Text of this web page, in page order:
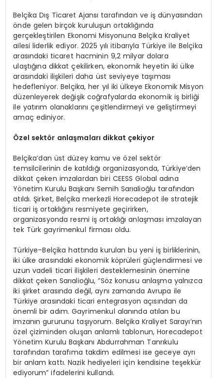
Belçika Dış Ticaret Ajansı tarafından ve iş dünyasından
önde gelen birçok kuruluşun ortaklığında
gerçekleştirilen Ekonomi Misyonuna Belçika Kraliyet
ailesi liderlik ediyor. 2025 yılı itibarıyla Türkiye ile Belçika
arasındaki ticaret hacminin 9,2 milyar dolara
ulaştığına dikkat çekilirken, ekonomik heyetin iki ülke
arasındaki ilişkileri daha üst seviyeye taşıması
hedefleniyor. Belçika, her yıl iki ülkeye Ekonomik Misyon
düzenleyerek değişik coğrafyalarda ekonomik iş birliği
ile yatırım olanaklarını çeşitlendirmeyi ve geliştirmeyi
amaç ediniyor.
Özel sektör anlaşmaları dikkat çekiyor
Belçika’dan üst düzey kamu ve özel sektör
temsilcilerinin de katıldığı organizasyonda, Türkiye’den
dikkat çeken imzalardan biri CEESS Global adına
Yönetim Kurulu Başkanı Semih Sarıalioğlu tarafından
atıldı. Şirket, Belçika merkezli Horecadepot ile stratejik
ticari iş ortaklığını resmiyete geçirirken,
organizasyonda resmi iş ortaklığı anlaşması imzalayan
tek Türk gayrimenkul firması oldu.
Türkiye–Belçika hattında kurulan bu yeni iş birliklerinin,
iki ülke arasındaki ekonomik köprüleri güçlendirmesi ve
uzun vadeli ticari ilişkileri desteklemesinin önemine
dikkat çeken Sarıalioğlu, ”Söz konusu anlaşma yalnızca
iki şirket arasında değil, aynı zamanda Avrupa ile
Türkiye arasındaki ticari entegrasyon açısından da
önemli bir adım. Gayrimenkul alanında atılan bu
imzanın gururunu taşıyorum. Belçika Kraliyet Sarayı’nın
özel çiziminden oluşan anlamlı tablonun, Horecadepot
Yönetim Kurulu Başkanı Abdurrahman Tanrıkulu
tarafından tarafıma takdim edilmesi ise geceye ayrı
bir anlam kattı. Nazik hediyeleri için kendisine teşekkür
ediyorum” ifadelerini kullandı.